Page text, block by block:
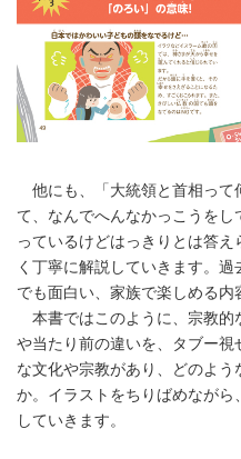
他にも、「大統領と首相って
て、なんでへんなかっこうを
っているけどはっきりとは答
く丁寧に解説していきます。
でも面白い、家族で楽しめる内
本書ではこのように、宗教的
や当たり前の違いを、タブー視
な文化や宗教があり、どのよ
か。イラストをちりばめながら
していきます。